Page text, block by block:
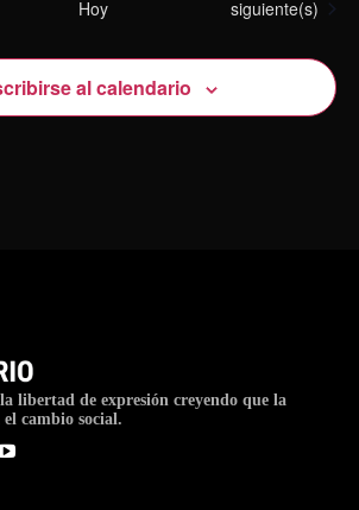
Hoy Eventos
siguiente(s)
al calendario
libertad de expresión creyendo que la
cambio social.